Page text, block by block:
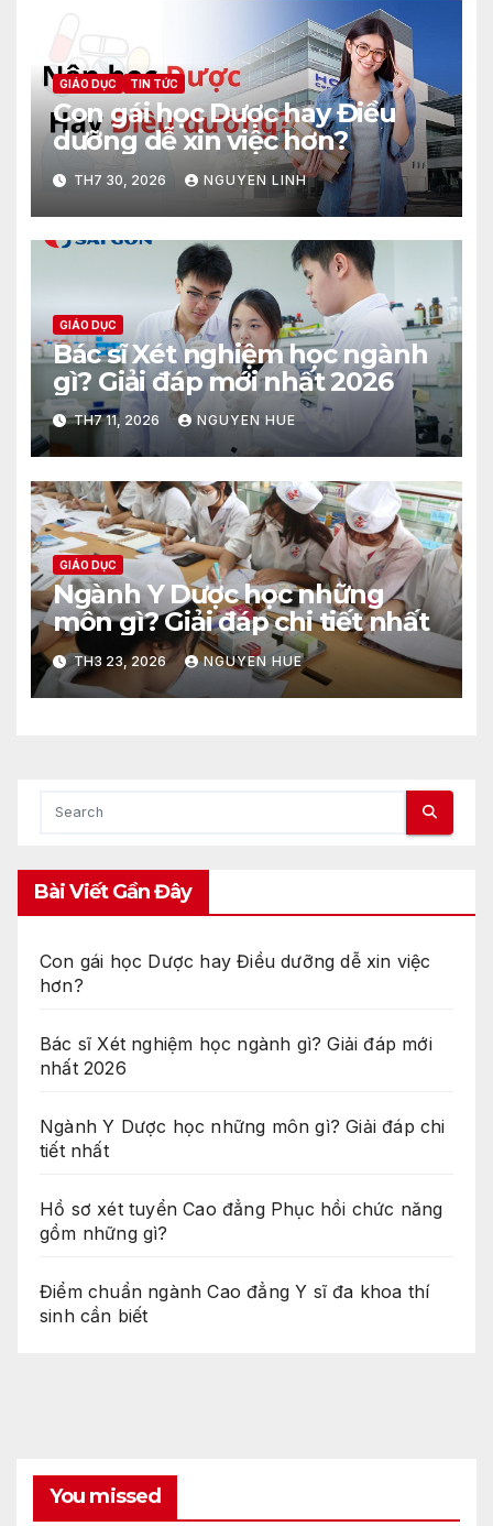
GIÁO DỤC TIN TỨC
Con gái học Dược hay Điều
dưỡng dễ xin việc hơn?
TH7 30, 2026 NGUYEN LINH
GIÁO DỤC
Bác sĩ Xét nghiệm học ngành
gì? Giải đáp mới nhất 2026
TH7 11, 2026 NGUYEN HUE
GIÁO DỤC
Ngành Y Dược học những
môn gì? Giải đáp chi tiết nhất
TH3 23, 2026 NGUYEN HUE
Bài Viết Gần Đây
Con gái học Dược hay Điều dưỡng dễ xin việc
hơn?
Bác sĩ Xét nghiệm học ngành gì? Giải đáp mới
nhất 2026
Ngành Y Dược học những môn gì? Giải đáp chi
tiết nhất
Hồ sơ xét tuyển Cao đẳng Phục hồi chức năng
gồm những gì?
Điểm chuẩn ngành Cao đẳng Y sĩ đa khoa thí
sinh cần biết
You missed